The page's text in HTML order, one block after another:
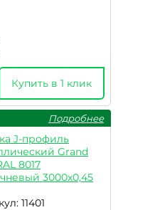
Купить в 1 клик
Подробнее
J-профиль
Grand
8017
3000х0,45
11401